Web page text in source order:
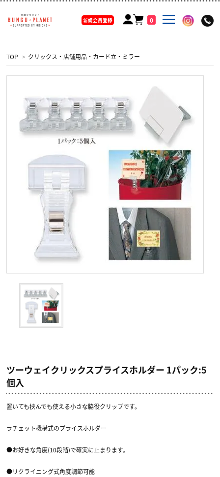
0
新規会員登録
TOP > クリックス・店舗用品・カード立・ミラー
ツーウェイクリックスプライスホルダー 1パック:5
個入
置いても挟んでも使える小さな脇役クリップです。
ラチェット機構式のプライスホルダー
●お好きな角度(10段階)で確実に止まります。
●リクライニング式角度調節可能